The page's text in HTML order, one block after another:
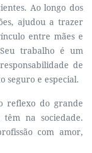
Ao longo dos
ajudou a trazer
entre mães e
trabalho é um
de
seguro e especial.
reflexo do grande
na sociedade.
com amor,